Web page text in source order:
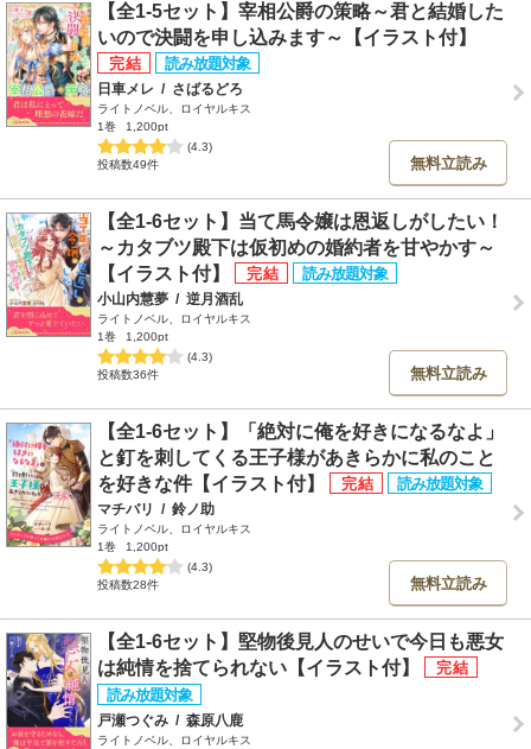
【全1-5セット】宰相公爵の策略～君と結婚した
いので決闘を申し込みます～【イラスト付】
日車メレ / さばるどろ
ライトノベル、ロイヤルキス
1巻
1,200pt
(4.3)
投稿数49件
無料立読み
【全1-6セット】当て馬令嬢は恩返しがしたい！
～カタブツ殿下は仮初めの婚約者を甘やかす～
【イラスト付】
小山内慧夢 / 逆月酒乱
ライトノベル、ロイヤルキス
1巻
1,200pt
(4.3)
投稿数36件
無料立読み
【全1-6セット】「絶対に俺を好きになるなよ」
と釘を刺してくる王子様があきらかに私のこと
を好きな件【イラスト付】
マチバリ / 鈴ノ助
ライトノベル、ロイヤルキス
1巻
1,200pt
(4.3)
投稿数28件
無料立読み
【全1-6セット】堅物後見人のせいで今日も悪女
は純情を捨てられない【イラスト付】
戸瀬つぐみ / 森原八鹿
ライトノベル、ロイヤルキス